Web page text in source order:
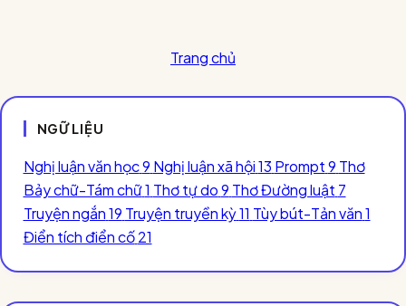
Trang chủ
NGỮ LIỆU
Nghị luận văn học9 Nghị luận xã hội13 Prompt9 Thơ
Bảy chữ-Tám chữ1 Thơ tự do9 Thơ Đường luật 7
Truyện ngắn19 Truyện truyền kỳ11 Tùy bút-Tản văn1
Điển tích điển cố 21